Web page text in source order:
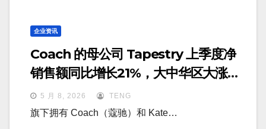
企业资讯
Coach 的母公司 Tapestry 上季度净
销售额同比增长21%，大中华区大涨
61%5 月 8, 2026 TENG
旗下拥有 Coach（蔻驰）和 Kate…